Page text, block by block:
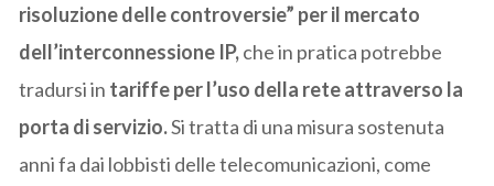
risoluzione delle controversie” per il mercato
dell’interconnessione IP,che in pratica potrebbe
tradursi in tariffe per l’uso della rete attraverso la
porta di servizio.Si tratta di una misura sostenuta
anni fa dai lobbisti delle telecomunicazioni, come